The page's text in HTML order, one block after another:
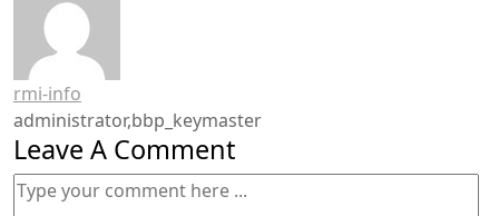
rmi-info
administrator,bbp_keymaster
Leave A Comment